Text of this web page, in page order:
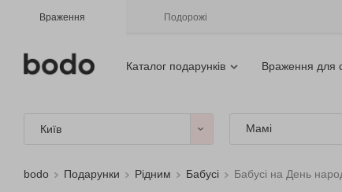
Враження Подорожі
Каталог подарунків Враження для
Київ Мамі
bodo Подарунки Рідним Бабусі Бабусі на День